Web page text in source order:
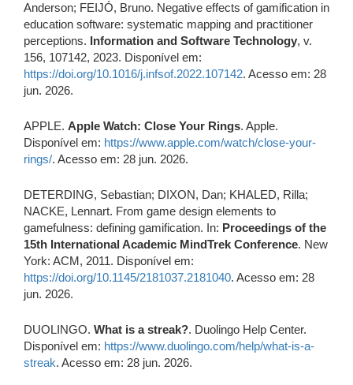
Anderson; FEIJÓ, Bruno. Negative effects of gamification in
education software: systematic mapping and practitioner
perceptions. Information and Software Technology, v.
156, 107142, 2023. Disponível em:
https://doi.org/10.1016/j.infsof.2022.107142. Acesso em: 28
jun. 2026.
APPLE. Apple Watch: Close Your Rings. Apple.
Disponível em: https://www.apple.com/watch/close-your-
rings/. Acesso em: 28 jun. 2026.
DETERDING, Sebastian; DIXON, Dan; KHALED, Rilla;
NACKE, Lennart. From game design elements to
gamefulness: defining gamification. In: Proceedings of the
15th International Academic MindTrek Conference. New
York: ACM, 2011. Disponível em:
https://doi.org/10.1145/2181037.2181040. Acesso em: 28
jun. 2026.
DUOLINGO. What is a streak?. Duolingo Help Center.
Disponível em: https://www.duolingo.com/help/what-is-a-
streak. Acesso em: 28 jun. 2026.